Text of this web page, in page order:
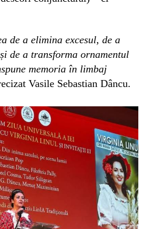
de a elimina excesul, de a
de a transforma ornamentul
memoria în limbaj
Vasile Sebastian Dâncu.